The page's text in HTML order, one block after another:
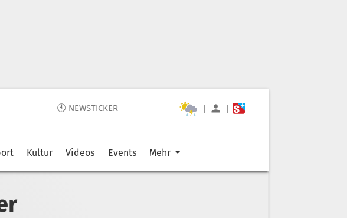
🕙 NEWSTICKER | |
Kultur Videos Events Mehr